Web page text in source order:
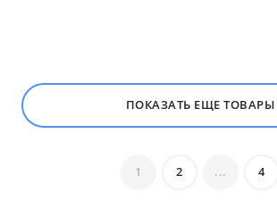
ПОКАЗАТЬ ЕЩЕ ТОВАРЫ
1 2 ... 4